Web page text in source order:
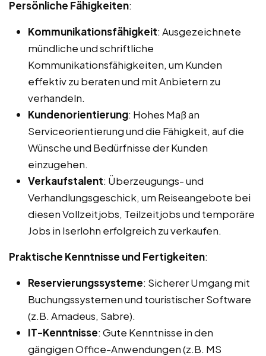
Persönliche Fähigkeiten:
Kommunikationsfähigkeit: Ausgezeichnete
mündliche und schriftliche
Kommunikationsfähigkeiten, um Kunden
effektiv zu beraten und mit Anbietern zu
verhandeln.
Kundenorientierung: Hohes Maß an
Serviceorientierung und die Fähigkeit, auf die
Wünsche und Bedürfnisse der Kunden
einzugehen.
Verkaufstalent: Überzeugungs- und
Verhandlungsgeschick, um Reiseangebote bei
diesen Vollzeitjobs, Teilzeitjobs und temporäre
Jobs in Iserlohn erfolgreich zu verkaufen.
Praktische Kenntnisse und Fertigkeiten:
Reservierungssysteme: Sicherer Umgang mit
Buchungssystemen und touristischer Software
(z.B. Amadeus, Sabre).
IT-Kenntnisse: Gute Kenntnisse in den
gängigen Office-Anwendungen (z.B. MS